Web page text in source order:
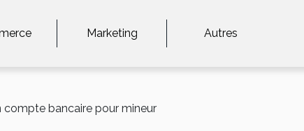
Marketing Autres
compte bancaire pour mineur